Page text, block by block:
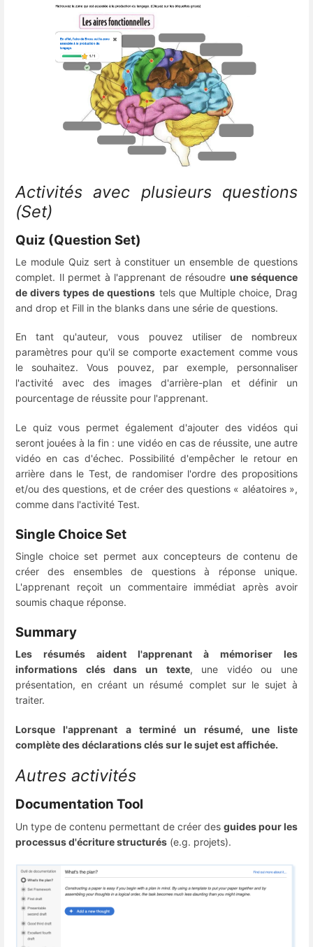
Activités avec plusieurs questions
(Set)
Quiz (Question Set)
Le module Quiz sert à constituer un ensemble de questions
complet. Il permet à l'apprenant de résoudre une séquence
de divers types de questions tels que Multiple choice, Drag
and drop et Fill in the blanks dans une série de questions.
En tant qu'auteur, vous pouvez utiliser de nombreux
paramètres pour qu'il se comporte exactement comme vous
le souhaitez. Vous pouvez, par exemple, personnaliser
l'activité avec des images d'arrière-plan et définir un
pourcentage de réussite pour l'apprenant.
Le quiz vous permet également d'ajouter des vidéos qui
seront jouées à la fin : une vidéo en cas de réussite, une autre
vidéo en cas d'échec. Possibilité d'empêcher le retour en
arrière dans le Test, de randomiser l'ordre des propositions
et/ou des questions, et de créer des questions « aléatoires »,
comme dans l'activité Test.
Single Choice Set
Single choice set permet aux concepteurs de contenu de
créer des ensembles de questions à réponse unique.
L'apprenant reçoit un commentaire immédiat après avoir
soumis chaque réponse.
Summary
Les résumés aident l'apprenant à mémoriser les
informations clés dans un texte, une vidéo ou une
présentation, en créant un résumé complet sur le sujet à
traiter.
Lorsque l'apprenant a terminé un résumé, une liste
complète des déclarations clés sur le sujet est affichée.
Autres activités
Documentation Tool
Un type de contenu permettant de créer des guides pour les
processus d'écriture structurés (e.g. projets).